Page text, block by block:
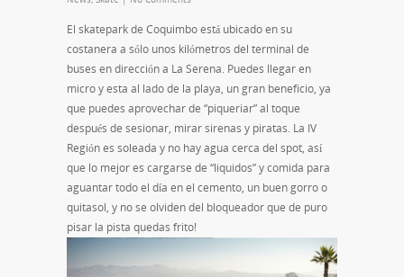
El skatepark de Coquimbo está ubicado en su
costanera a sólo unos kilómetros del terminal de
buses en dirección a La Serena. Puedes llegar en
micro y esta al lado de la playa, un gran beneficio, ya
que puedes aprovechar de “piqueriar” al toque
después de sesionar, mirar sirenas y piratas. La IV
Región es soleada y no hay agua cerca del spot, así
que lo mejor es cargarse de “liquidos” y comida para
aguantar todo el día en el cemento, un buen gorro o
quitasol, y no se olviden del bloqueador que de puro
pisar la pista quedas frito!